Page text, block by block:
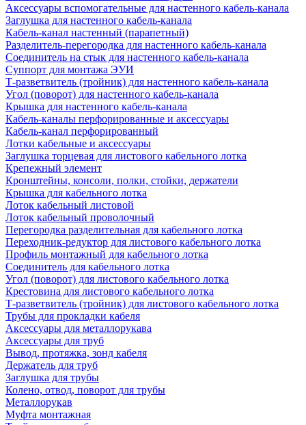
Аксессуары вспомогательные для настенного кабель-канала
Заглушка для настенного кабель-канала
Кабель-канал настенный (парапетный)
Разделитель-перегородка для настенного кабель-канала
Соединитель на стык для настенного кабель-канала
Суппорт для монтажа ЭУИ
Т-разветвитель (тройник) для настенного кабель-канала
Угол (поворот) для настенного кабель-канала
Крышка для настенного кабель-канала
Кабель-каналы перфорированные и аксессуары
Кабель-канал перфорированный
Лотки кабельные и аксессуары
Заглушка торцевая для листового кабельного лотка
Крепежный элемент
Кронштейны, консоли, полки, стойки, держатели
Крышка для кабельного лотка
Лоток кабельный листовой
Лоток кабельный проволочный
Перегородка разделительная для кабельного лотка
Переходник-редуктор для листового кабельного лотка
Профиль монтажный для кабельного лотка
Соединитель для кабельного лотка
Угол (поворот) для листового кабельного лотка
Крестовина для листового кабельного лотка
Т-разветвитель (тройник) для листового кабельного лотка
Трубы для прокладки кабеля
Аксессуары для металлорукава
Аксессуары для труб
Вывод, протяжка, зонд кабеля
Держатель для труб
Заглушка для трубы
Колено, отвод, поворот для трубы
Металлорукав
Муфта монтажная